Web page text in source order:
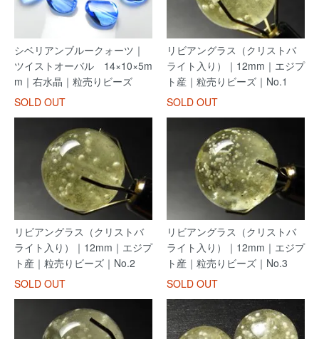
シベリアンブルークォーツ｜
ツイストオーバル 14×10×5m
m｜右水晶｜粒売りビーズ
SOLD OUT
リビアングラス（クリストバ
ライト入り）｜12mm｜エジプ
ト産｜粒売りビーズ｜No.1
SOLD OUT
リビアングラス（クリストバ
ライト入り）｜12mm｜エジプ
ト産｜粒売りビーズ｜No.2
SOLD OUT
リビアングラス（クリストバ
ライト入り）｜12mm｜エジプ
ト産｜粒売りビーズ｜No.3
SOLD OUT